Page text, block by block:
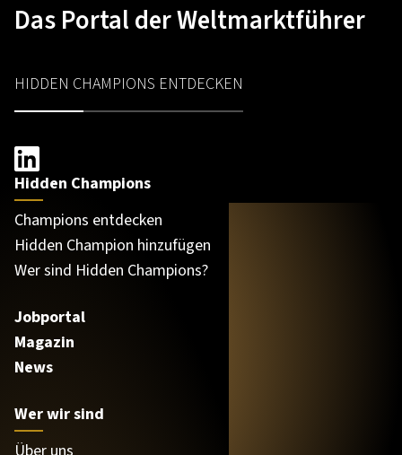
Das Portal der Weltmarktführer
HIDDEN CHAMPIONS ENTDECKEN
Hidden Champions
Champions entdecken
Hidden Champion hinzufügen
Wer sind Hidden Champions?
Jobportal
Magazin
News
Wer wir sind